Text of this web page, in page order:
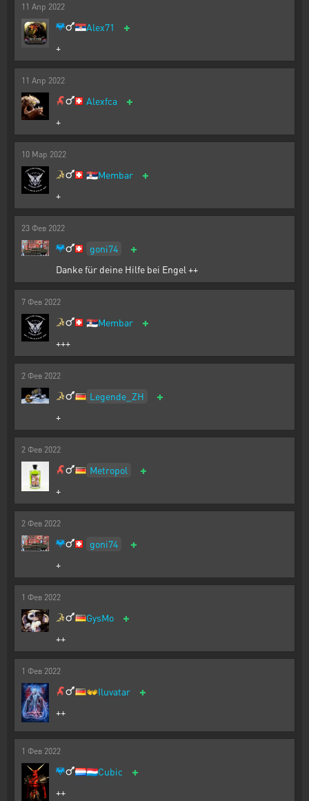
11 Апр 2022
Alex71 +
+
11 Апр 2022
Alexfca +
+
10 Мар 2022
🇷🇸Membar +
+
23 Фев 2022
goni74 +
Danke für deine Hilfe bei Engel ++
7 Фев 2022
🇷🇸Membar +
+++
2 Фев 2022
Legende_ZH +
+
2 Фев 2022
Metropol +
+
2 Фев 2022
goni74 +
+
1 Фев 2022
GysMo +
++
1 Фев 2022
👐Iluvatar +
++
1 Фев 2022
🇱🇺Cubic +
++